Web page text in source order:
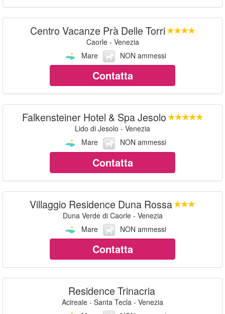
Centro Vacanze Prà Delle Torri
Caorle - Venezia
Mare
NON ammessi
Contatta
Falkensteiner Hotel & Spa Jesolo
Lido di Jesolo - Venezia
Mare
NON ammessi
Contatta
Villaggio Residence Duna Rossa
Duna Verde di Caorle - Venezia
Mare
NON ammessi
Contatta
Residence Trinacria
Acireale - Santa Tecla - Venezia